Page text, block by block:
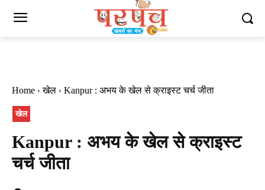
Home खेल Kanpur : अभय के खेल से क्राइस्ट चर्च जीता
खेल
Kanpur : अभय के खेल से क्राइस्ट
चर्च जीता